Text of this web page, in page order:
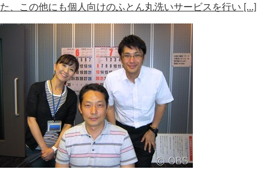
た、この他にも個人向けのふとん丸洗いサービスを行い […]